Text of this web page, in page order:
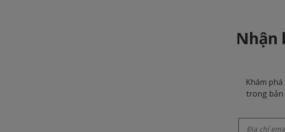
Nhận
Khám
trong bản